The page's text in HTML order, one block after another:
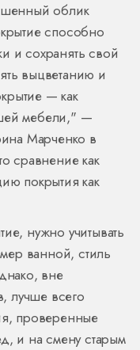
облик
способно
и сохранять свой
выцветанию и
— как
мебели," —
Марченко в
сравнение как
покрытия как
нужно учитывать
ванной, стиль
вне
лучше всего
проверенные
и на смену старым